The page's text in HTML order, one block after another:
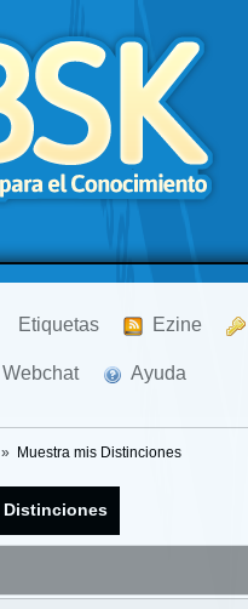
Etiquetas Ezine
Webchat Ayuda
» Muestra mis Distinciones
Distinciones